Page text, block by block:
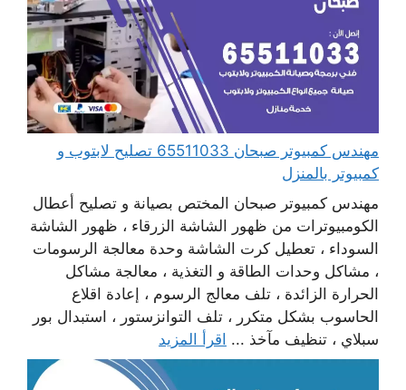
مهندس كمبيوتر صبحان 65511033 تصليح لابتوب و
كمبيوتر بالمنزل
مهندس كمبيوتر صبحان المختص بصيانة و تصليح أعطال
الكومبيوترات من ظهور الشاشة الزرقاء ، ظهور الشاشة
السوداء ، تعطيل كرت الشاشة وحدة معالجة الرسومات
، مشاكل وحدات الطاقة و التغذية ، معالجة مشاكل
الحرارة الزائدة ، تلف معالج الرسوم ، إعادة اقلاع
الحاسوب بشكل متكرر ، تلف التوانزستور ، استبدال بور
سبلاي ، تنظيف مآخذ ... اقرأ المزيد